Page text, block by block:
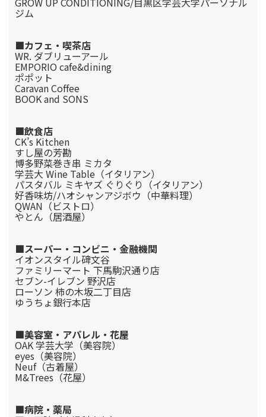
ジム
■カフェ・喫茶店
WR. ダブリューアール
EMPORIO cafe&dining
ポポット
Caravan Coffee
BOOK and SONS
■飲食店
CK’s Kitchen
すし屋の芳勘
博多野菜巻き串 ミカタ
学芸大 Wine Table（イタリアン）
パスタバル ミキヤズ ぐりぐり（イタリアン）
好香味坊/ハオシャンアジボウ（中華料理）
QWAN（ビストロ）
やとん（居酒屋）
■スーパー・コンビニ・金融機関
イオンスタイル碑文谷
ファミリーマート 下馬駒沢通り店
セブン-イレブン 野沢店
ローソン 柿の木坂二丁目店
ゆうちょ銀行本店
■美容室・アパレル・花屋
OAK 学芸大学（美容院）
eyes（美容院）
Neuf（古着屋）
M&Trees（花屋）
■病院・薬局